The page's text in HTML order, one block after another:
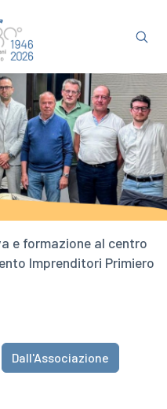
e formazione al centro
Imprenditori Primiero
Dall'Associazione